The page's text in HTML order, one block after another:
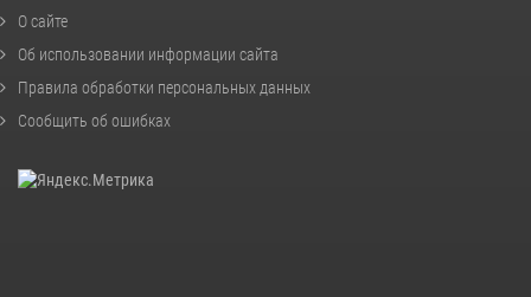
О сайте
Об использовании информации сайта
Правила обработки персональных данных
Сообщить об ошибках